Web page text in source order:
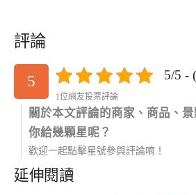
評論
5 5/5 -
1位網友投票評論
關於本文評論的商家、商品、
你給幾顆星呢？
歡迎一起點擊星號參與評論唷！
延伸閱讀